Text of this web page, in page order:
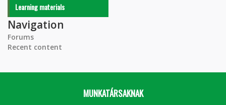
Learning materials
Navigation
Forums
Recent content
MUNKATÁRSAKNAK